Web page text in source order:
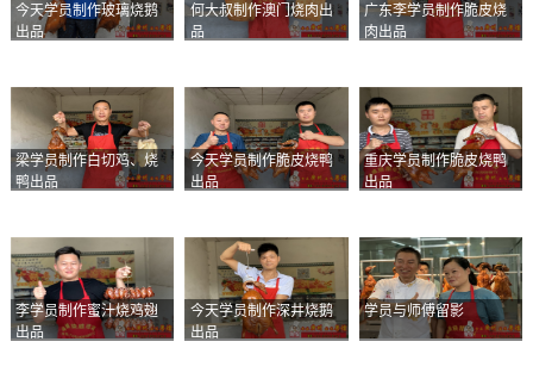
今天学员制作玻璃烧鹅
出品
何大叔制作澳门烧肉出
品
广东李学员制作脆皮烧
肉出品
梁学员制作白切鸡、烧
鸭出品
今天学员制作脆皮烧鸭
出品
重庆学员制作脆皮烧鸭
出品
李学员制作蜜汁烧鸡翅
出品
今天学员制作深井烧鹅
出品
学员与师傅留影